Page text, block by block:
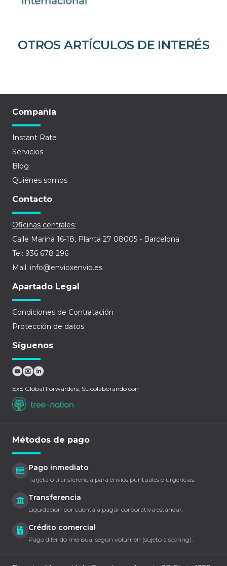
OTROS ARTÍCULOS DE INTERÉS
Compañía
Instant Rate
Servicios
Blog
Quiénes somos
Contacto
Oficinas centrales:
Calle Marina 16-18, Planta 27 08005 - Barcelona
Tel: 936 678 296
Mail: info@envioxenvio.es
Apartado Legal
Condiciones de Contratación
Protección de datos
Síguenos
ExE Global Forwarders, SL colaborando con
Métodos de pago
Pago inmediato
Tarjeta o transferencia para envíos puntuales o urgencias.
Transferencia
Liquidación por cuenta a pagar corporativa estándar.
Crédito comercial
Pago diferido mensual según volumen (sujeto a scoring).